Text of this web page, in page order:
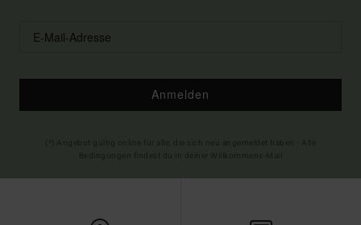
Anmelden